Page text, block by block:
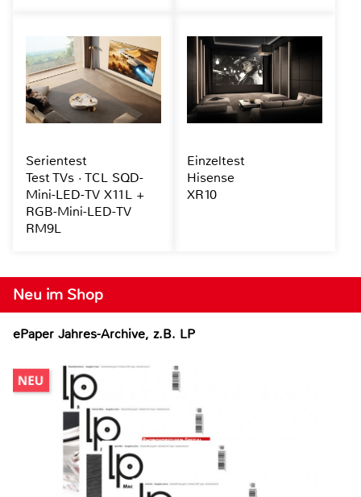
Neu im Shop
ePaper Jahres-Archive, z.B. LP
Serientest
Test TVs · TCL SQD-
Mini-LED-TV X11L +
RGB-Mini-LED-TV
RM9L
Einzeltest
Hisense
XR10